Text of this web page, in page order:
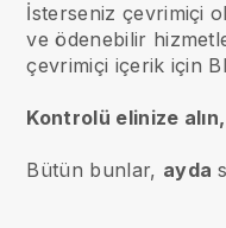
İsterseniz çevrimiçi
ve ödenebilir
çevrimiçi içerik için
Kontrolü elinize
Bütün bunlar, ayda